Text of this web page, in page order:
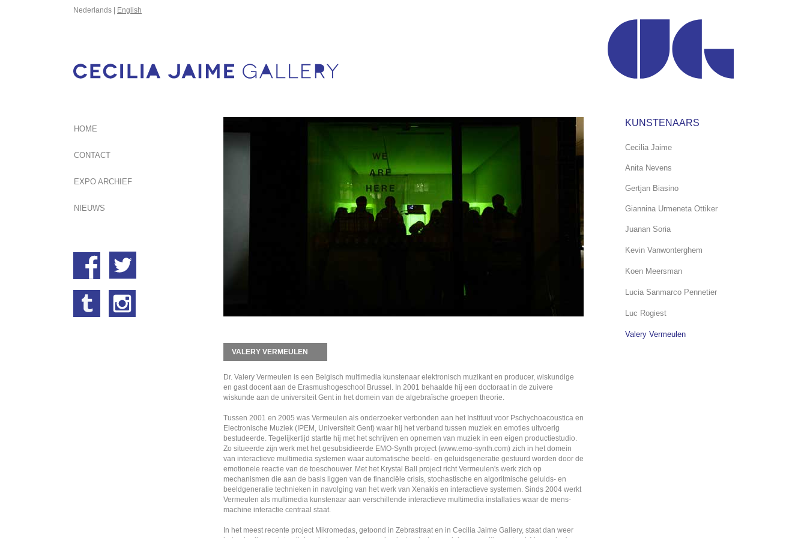
Nederlands | English
HOME
CONTACT
EXPO ARCHIEF
NIEUWS
KUNSTENAARS
Cecilia Jaime
Anita Nevens
Gertjan Biasino
Giannina Urmeneta Ottiker
Juanan Soria
Kevin Vanwonterghem
Koen Meersman
Lucia Sanmarco Pennetier
Luc Rogiest
Valery Vermeulen
VALERY VERMEULEN
Dr. Valery Vermeulen is een Belgisch multimedia kunstenaar elektronisch muzikant en producer, wiskundige
en gast docent aan de Erasmushogeschool Brussel. In 2001 behaalde hij een doctoraat in de zuivere
wiskunde aan de universiteit Gent in het domein van de algebraïsche groepen theorie.
Tussen 2001 en 2005 was Vermeulen als onderzoeker verbonden aan het Instituut voor Pschychoacoustica en
Electronische Muziek (IPEM, Universiteit Gent) waar hij het verband tussen muziek en emoties uitvoerig
bestudeerde. Tegelijkertijd startte hij met het schrijven en opnemen van muziek in een eigen productiestudio.
Zo situeerde zijn werk met het gesubsidieerde EMO-Synth project (www.emo-synth.com) zich in het domein
van interactieve multimedia systemen waar automatische beeld- en geluidsgeneratie gestuurd worden door de
emotionele reactie van de toeschouwer. Met het Krystal Ball project richt Vermeulen's werk zich op
mechanismen die aan de basis liggen van de financiële crisis, stochastische en algoritmische geluids- en
beeldgeneratie technieken in navolging van het werk van Xenakis en interactieve systemen. Sinds 2004 werkt
Vermeulen als multimedia kunstenaar aan verschillende interactieve multimedia installaties waar de mens-
machine interactie centraal staat.
In het meest recente project Mikromedas, getoond in Zebrastraat en in Cecilia Jaime Gallery, staat dan weer